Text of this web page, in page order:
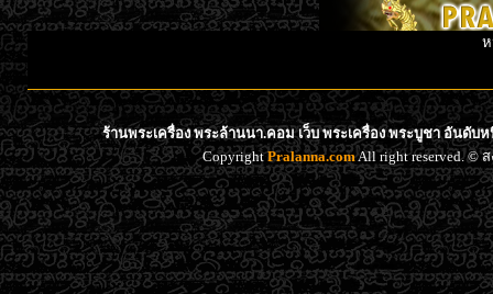
ร้านพระเครื่อง พระล้านนา.คอม เว็บ พระเครื่อง พระบูชา อันดับ
CopyrightPralanna.comAll right reserved. ©